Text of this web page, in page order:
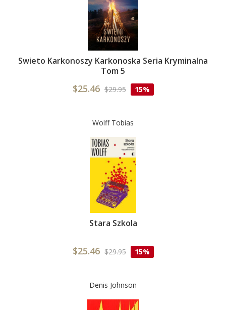
Swieto Karkonoszy Karkonoska Seria Kryminalna
Tom 5
$25.46 $29.95 15%
Wolff Tobias
Stara Szkola
$25.46 $29.95 15%
Denis Johnson